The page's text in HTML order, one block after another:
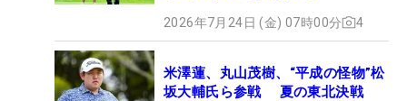
2026年7月24日 (金) 07時00分 4
米澤蓮、丸山茂樹、“平成の怪物”松
坂大輔氏ら参戦 夏の東北決戦